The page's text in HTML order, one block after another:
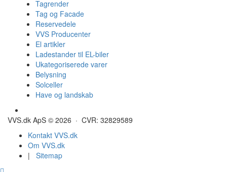
Tagrender
Tag og Facade
Reservedele
VVS Producenter
El artikler
Ladestander til EL-biler
Ukategoriserede varer
Belysning
Solceller
Have og landskab
VVS.dk ApS © 2026 · CVR: 32829589
Kontakt VVS.dk
Om VVS.dk
| Sitemap